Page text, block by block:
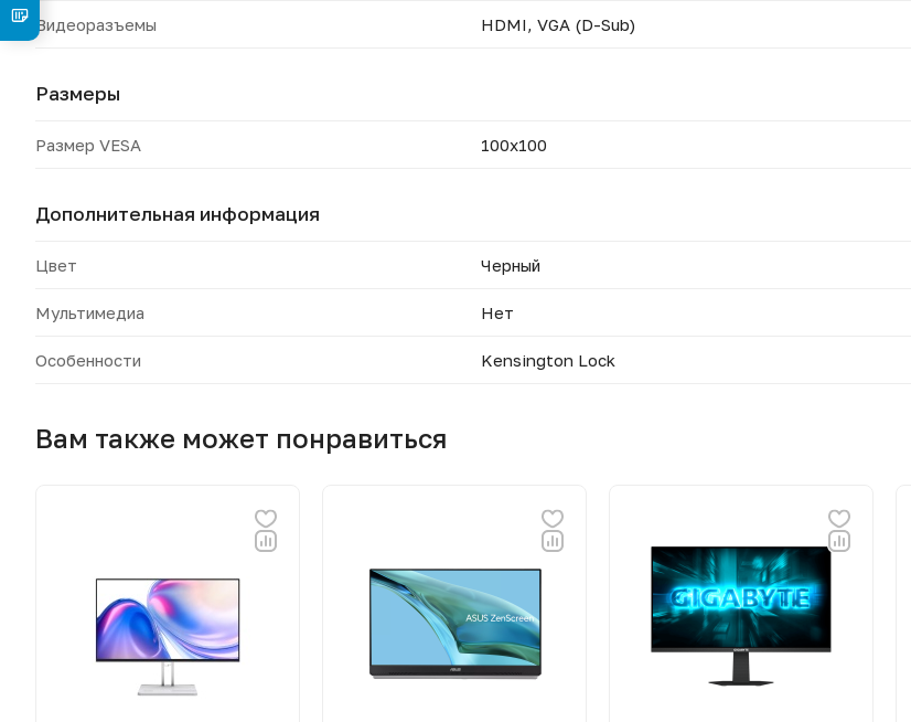
Видеоразъемы HDMI, VGA (D-Sub)
Размеры
Размер VESA 100x100
Дополнительная информация
Цвет Черный
Мультимедиа Нет
Особенности Kensington Lock
Вам также может понравиться